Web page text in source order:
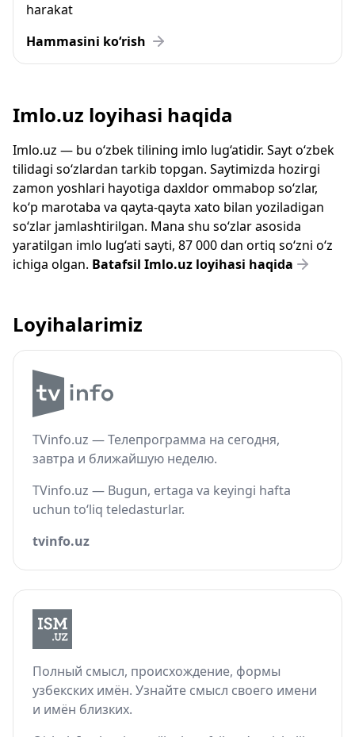
harakat
Hammasini ko‘rish
Imlo.uz loyihasi haqida
Imlo.uz — bu o‘zbek tilining imlo lug‘atidir. Sayt o‘zbek
tilidagi so‘zlardan tarkib topgan. Saytimizda hozirgi
zamon yoshlari hayotiga daxldor ommabop so‘zlar,
ko‘p marotaba va qayta-qayta xato bilan yoziladigan
so‘zlar jamlashtirilgan. Mana shu so‘zlar asosida
yaratilgan imlo lug‘ati sayti, 87 000 dan ortiq so‘zni o‘z
ichiga olgan. Batafsil Imlo.uz loyihasi haqida
Loyihalarimiz
TVinfo.uz — Телепрограмма на сегодня,
завтра и ближайшую неделю.
TVinfo.uz — Bugun, ertaga va keyingi hafta
uchun to‘liq teledasturlar.
tvinfo.uz
Полный смысл, происхождение, формы
узбекских имён. Узнайте смысл своего имени
и имён близких.